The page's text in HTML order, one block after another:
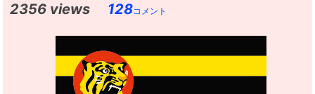
2356 views 128コメント